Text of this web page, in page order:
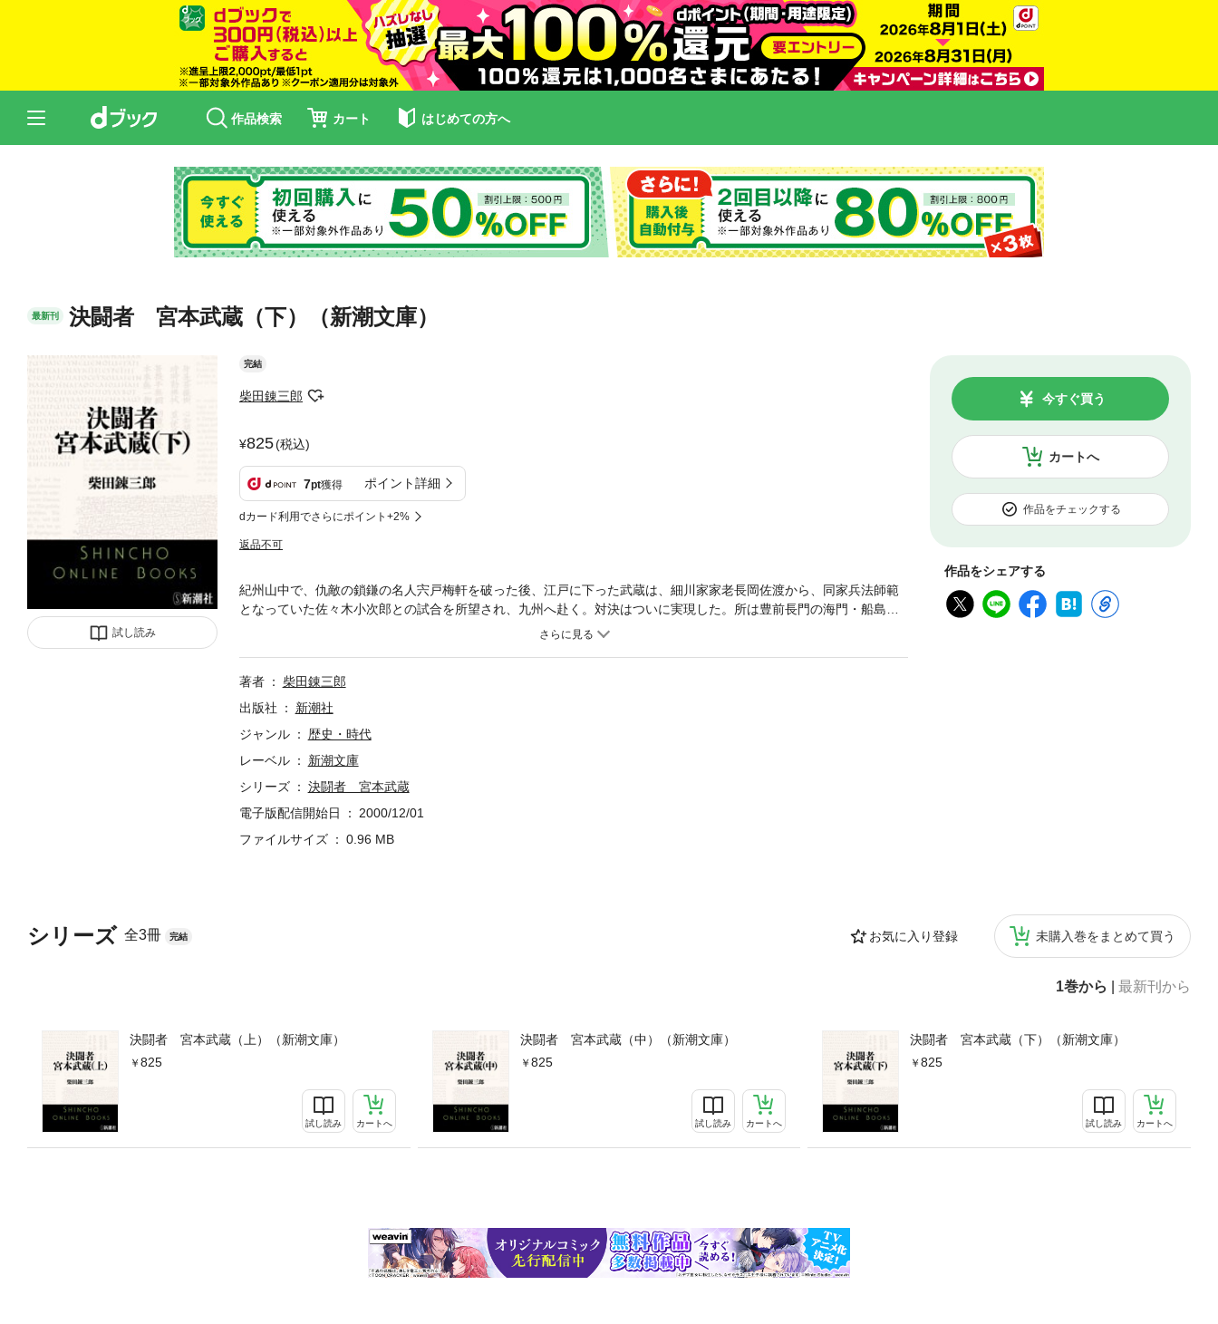
作品検索 カート はじめての方へ
最新刊 決闘者 宮本武蔵（下）（新潮文庫）
試し読み
完結
柴田錬三郎
825(税込)
7pt獲得 ポイント詳細
dカード利用でさらにポイント+2%
返品不可
カートへ
今すぐ買う
作品をチェックする
作品をシェアする
シリーズ 全3冊 完結 お気に入り登録 未購入巻をまとめて買う
1巻から 最新刊から
決闘者 宮本武蔵（上）（新潮文庫）
825
試し読み カートへ
決闘者 宮本武蔵（中）（新潮文庫）
825
試し読み カートへ
決闘者 宮本武蔵（下）（新潮文庫）
825
試し読み カートへ
紀州山中で、仇敵の鎖鎌の名人宍戸梅軒を破った後、江戸に下った武蔵は、細川家家老長岡佐渡から、同家兵法師範
となっていた佐々木小次郎との試合を所望され、九州へ赴く。対決はついに実現した。所は豊前長門の海門・船島。
しかしその日、刻限を過ぎても武蔵は姿を現わさない。待つこと一刻、遅参に苛立つ小次郎の眼に漸く、沖合の波に
著者
柴田錬三郎
出版社
新潮社
ジャンル
歴史・時代
レーベル
新潮文庫
シリーズ
決闘者 宮本武蔵
電子版配信開始日
2000/12/01
ファイルサイズ
0.96 MB